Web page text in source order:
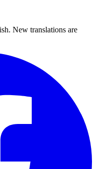
New translations are